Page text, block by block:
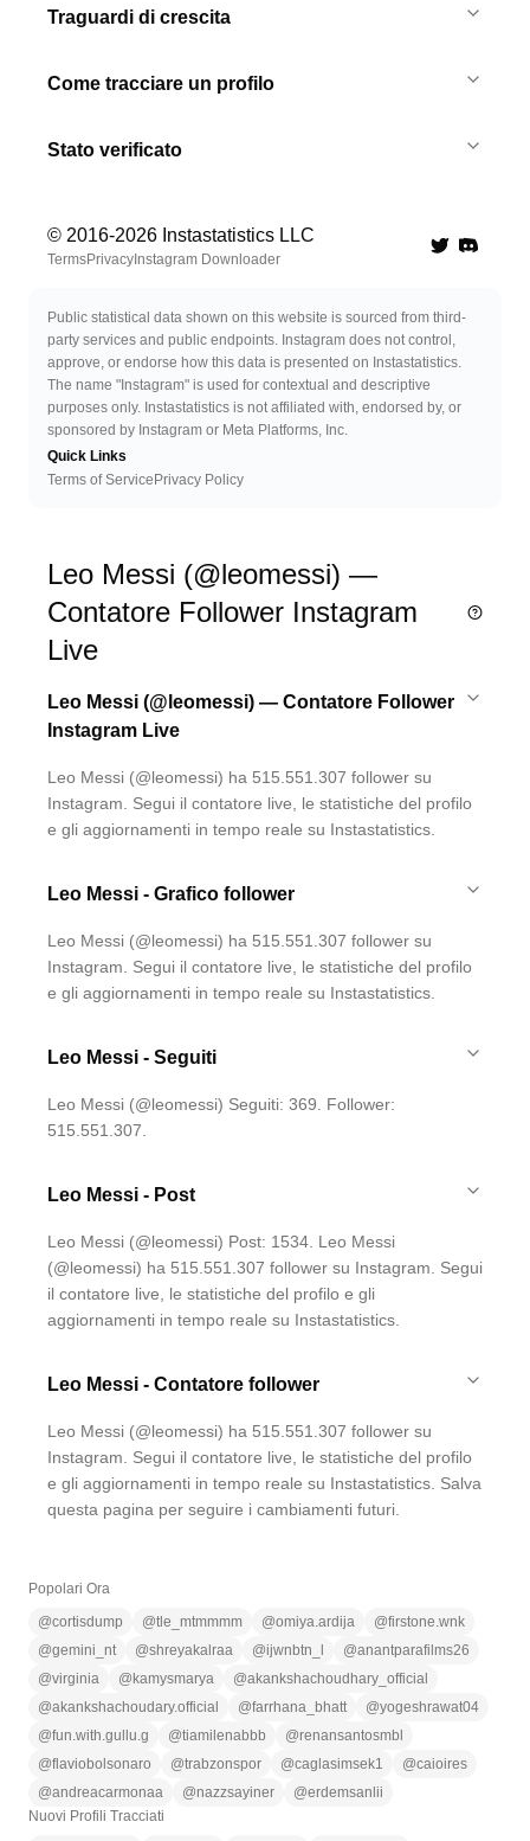
Traguardi di crescita
Come tracciare un profilo
Stato verificato
© 2016-2026 Instastatistics LLC
TermsPrivacy Instagram Downloader TwitterDiscord
Public statistical data shown on this website is sourced from third-
party services and public endpoints. Instagram does not control,
approve, or endorse how this data is presented on Instastatistics.
The name "Instagram" is used for contextual and descriptive
purposes only. Instastatistics is not affiliated with, endorsed by, or
sponsored by Instagram or Meta Platforms, Inc.
Quick Links
Terms of Service Privacy Policy
Leo Messi (@leomessi) —
Contatore Follower Instagram
Live
Leo Messi (@leomessi) — Contatore Follower
Instagram Live
Leo Messi (@leomessi) ha 515.551.307 follower su
Instagram. Segui il contatore live, le statistiche del profilo
e gli aggiornamenti in tempo reale su Instastatistics.
Leo Messi - Grafico follower
Leo Messi (@leomessi) ha 515.551.307 follower su
Instagram. Segui il contatore live, le statistiche del profilo
e gli aggiornamenti in tempo reale su Instastatistics.
Leo Messi - Seguiti
Leo Messi (@leomessi) Seguiti: 369. Follower:
515.551.307.
Leo Messi - Post
Leo Messi (@leomessi) Post: 1534. Leo Messi
(@leomessi) ha 515.551.307 follower su Instagram. Segui
il contatore live, le statistiche del profilo e gli
aggiornamenti in tempo reale su Instastatistics.
Leo Messi - Contatore follower
Leo Messi (@leomessi) ha 515.551.307 follower su
Instagram. Segui il contatore live, le statistiche del profilo
e gli aggiornamenti in tempo reale su Instastatistics. Salva
questa pagina per seguire i cambiamenti futuri.
Popolari Ora
@cortisdump @tle_mtmmmm @omiya.ardija @firstone.wnk
@gemini_nt @shreyakalraa @ijwnbtn_l @anantparafilms26
@virginia @ kamysmarya @akankshachoudhary_official
@akankshachoudary.official @farrhana_bhatt @yogeshrawat04
@fun.with.gullu.g @tiamilenabbb @renansantosmbl
@flaviobolsonaro @trabzonspor @caglasimsek1 @caioires
@andreacarmonaa @nazzsayiner @erdemsanlii
Nuovi Profili Tracciati